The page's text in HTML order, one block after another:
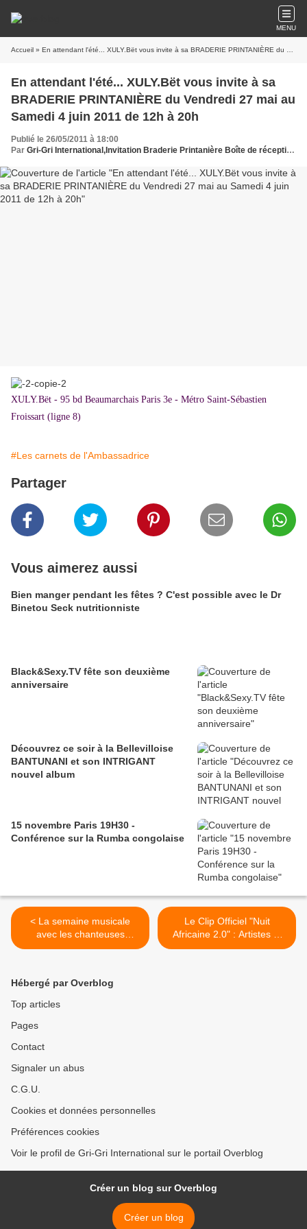
MENU
Accueil » En attendant l'été... XULY.Bët vous invite à sa BRADERIE PRINTANIÈRE du Vendredi 27 mai au Samedi 4 juin 2011 de 12h à 20h
En attendant l'été... XULY.Bët vous invite à sa
BRADERIE PRINTANIÈRE du Vendredi 27 mai au
Samedi 4 juin 2011 de 12h à 20h
Publié le 26/05/2011 à 18:00
Par Gri-Gri International,Invitation Braderie Printanière Boîte de réception X Répondre | Contact @ XULY.Bët à boutique, bcc: moi afficher les détails 15:18 (Il y a 20 heures) En attendant l'été... XULY.Bët vous invite à sa BRADERIE PRINTANIÈRE du Vendredi 27 mai au Samedi 4 juin 2011 de 12h à 20h (fermé dimanche 29 mai) Collection Printemps-Eté, Maillots de bain, Prototypes et fins de série, Prix XTRA-FUNK ! NOCTURNES les VENDREDIS jusqu'à 22h30 avec aux platines : SOLO le vendredi 27 mai, DJ PEDRO le vendredi 3 juin XULY.Bët - 95 bd Beaumarchais Paris 3e - Métro Saint-Sébastien Froissart (ligne 8) Horaires 12h - 20h / Règlement CB & Espèces. Informations : +33 (0)1 42 71 25 01 ou contact@xulybet.com Contact Presse : Quartier Général - qg@quartier-general.com InvitationXULYBetMai2011.jpg Vous recevez cette invitation car vous nous avez transmis vos coordonnées (nous envoyons, sauf erreur de notre part, nos informations aux personnes ayant souhaité faire partie de notre fichier). Si vous ne souhaitez plus être destinataire de nos mails (concernant les ventes privées, les soirées XULY.Bët FUNKIN'CLUB, et les news diverses) n'hésitez pas à nous envoyer un mail à : contact@xulybet.com et nous ferons le nécessaire ! www.xulybet.com ou pour nous rejoindre sur Facebook : XULY.Bët FUNKIN'CLUB Répondre Répondre à tous Transférer Chaussures Italiennes - Talonnette intégrée +4 à +10cm Annonce La garantie du Style & discrétion www.BERTULLI.fr, Aurore Dupris, Ma solange Oussou
XULY.Bët - 95 bd Beaumarchais Paris 3e - Métro Saint-Sébastien
Froissart (ligne 8)
#Les carnets de l'Ambassadrice
Partager
Vous aimerez aussi
Bien manger pendant les fêtes ? C'est possible avec le Dr
Binetou Seck nutritionniste
Black&Sexy.TV fête son deuxième
anniversaire
Découvrez ce soir à la Bellevilloise
BANTUNANI et son INTRIGANT
nouvel album
15 novembre Paris 19H30 -
Conférence sur la Rumba congolaise
< La semaine musicale
avec les chanteuses
Libanaises : Sofia Marikh -
Le Clip Officiel "Nuit
Africaine 2.0" : Artistes et
Blogueurs s'unissent autour
Hébergé par Overblog
Top articles
Pages
Contact
Signaler un abus
C.G.U.
Cookies et données personnelles
Préférences cookies
Voir le profil de Gri-Gri International sur le portail Overblog
Créer un blog sur Overblog
Créer un blog